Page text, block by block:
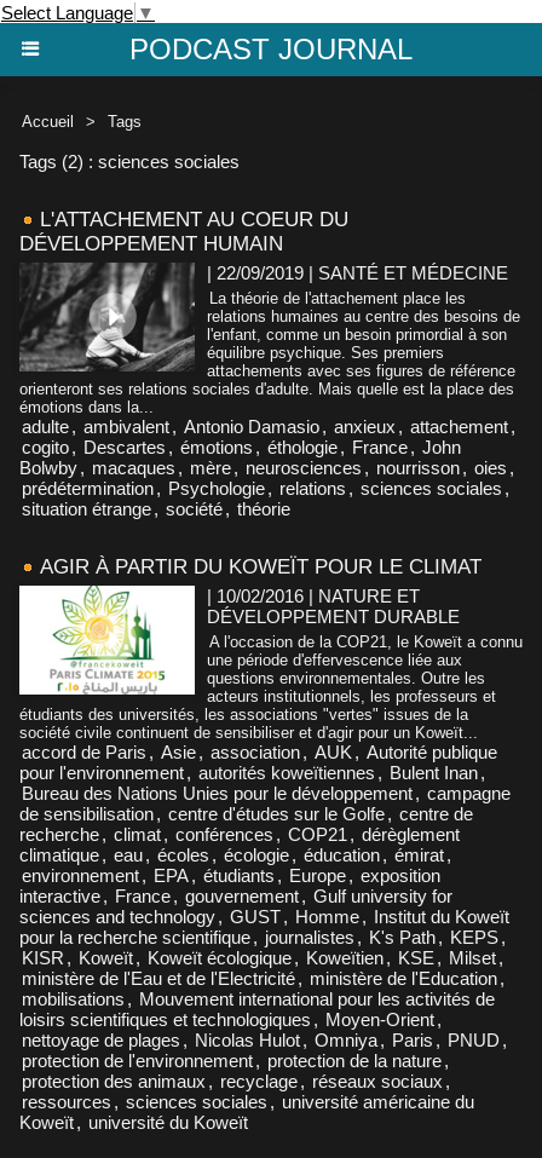
Select Language ▼
PODCAST JOURNAL
Accueil > Tags
Tags (2) : sciences sociales
L'ATTACHEMENT AU COEUR DU
DÉVELOPPEMENT HUMAIN
| 22/09/2019 | SANTÉ ET MÉDECINE
La théorie de l'attachement place les
relations humaines au centre des besoins de
l'enfant, comme un besoin primordial à son
équilibre psychique. Ses premiers
attachements avec ses figures de référence
orienteront ses relations sociales d'adulte. Mais quelle est la place des
émotions dans la...
adulte, ambivalent, Antonio Damasio, anxieux , attachement,
cogito, Descartes , émotions , éthologie, France, John
Bolwby, macaques , mère, neurosciences , nourrisson, oies ,
prédétermination, Psychologie, relations , sciences sociales ,
situation étrange, société, théorie
AGIR À PARTIR DU KOWEÏT POUR LE CLIMAT
| 10/02/2016 | NATURE ET
DÉVELOPPEMENT DURABLE
A l'occasion de la COP21, le Koweït a connu
une période d'effervescence liée aux
questions environnementales. Outre les
acteurs institutionnels, les professeurs et
étudiants des universités, les associations "vertes" issues de la
société civile continuent de sensibiliser et d'agir pour un Koweït...
accord de Paris , Asie, association, AUK , Autorité publique
pour l'environnement, autorités koweïtiennes , Bulent Inan,
Bureau des Nations Unies pour le développement, campagne
de sensibilisation, centre d'études sur le Golfe, centre de
recherche, climat, conférences , COP21 , dérèglement
climatique, eau, écoles , écologie, éducation, émirat,
environnement, EPA, étudiants , Europe, exposition
interactive, France, gouvernement, Gulf university for
sciences and technology, GUST, Homme, Institut du Koweït
pour la recherche scientifique, journalistes , K's Path, KEPS,
KISR , Koweït, Koweït écologique, Koweïtien, KSE , Milset,
ministère de l'Eau et de l'Electricité, ministère de l'Education,
mobilisations , Mouvement international pour les activités de
loisirs scientifiques et technologiques , Moyen-Orient,
nettoyage de plages , Nicolas Hulot, Omniya, Paris , PNUD ,
protection de l'environnement, protection de la nature,
protection des animaux , recyclage, réseaux sociaux ,
ressources , sciences sociales , université américaine du
Koweït, université du Koweït